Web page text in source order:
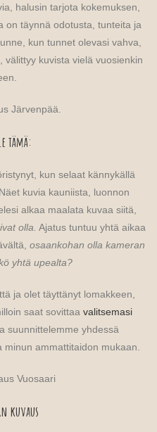
halusin tarjota kokemuksen,
on täynnä odotusta, tunteita ja
kun tunnet olevasi vahva,
kuvista vielä vuosienkin
Järvenpää.
tämä:
kun selaat kännykällä
kuvia kauniista, luonnon
alkaa maalata kuvaa siitä,
olla. Ajatus tuntuu yhtä aikaa
osaankohan olla kameran
yhtä upealta?
ja olet täyttänyt lomakkeen,
saat sovittaa valitsemasi
suunnittelemme yhdessä
ammattitaidon mukaan.
Vuosaari
kuvaus